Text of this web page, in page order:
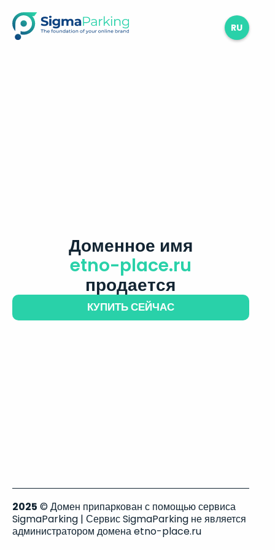
RU
Доменное имя
etno-place.ru
продается
КУПИТЬ СЕЙЧАС
2025 © Домен припаркован с помощью сервиса
SigmaParking | Сервис SigmaParking не является
администратором домена etno-place.ru